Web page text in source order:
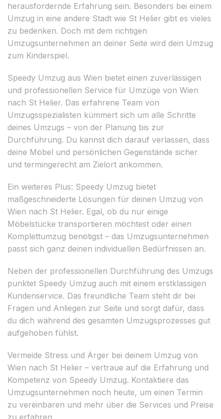
herausfordernde Erfahrung sein. Besonders bei einem
Umzug in eine andere Stadt wie St Helier gibt es vieles
zu bedenken. Doch mit dem richtigen
Umzugsunternehmen an deiner Seite wird dein Umzug
zum Kinderspiel.
Speedy Umzug aus Wien bietet einen zuverlässigen
und professionellen Service für Umzüge von Wien
nach St Helier. Das erfahrene Team von
Umzugsspezialisten kümmert sich um alle Schritte
deines Umzugs – von der Planung bis zur
Durchführung. Du kannst dich darauf verlassen, dass
deine Möbel und persönlichen Gegenstände sicher
und termingerecht am Zielort ankommen.
Ein weiteres Plus: Speedy Umzug bietet
maßgeschneiderte Lösungen für deinen Umzug von
Wien nach St Helier. Egal, ob du nur einige
Möbelstücke transportieren möchtest oder einen
Komplettumzug benötigst – das Umzugsunternehmen
passt sich ganz deinen individuellen Bedürfnissen an.
Neben der professionellen Durchführung des Umzugs
punktet Speedy Umzug auch mit einem erstklassigen
Kundenservice. Das freundliche Team steht dir bei
Fragen und Anliegen zur Seite und sorgt dafür, dass
du dich während des gesamten Umzugsprozesses gut
aufgehoben fühlst.
Vermeide Stress und Ärger bei deinem Umzug von
Wien nach St Helier – vertraue auf die Erfahrung und
Kompetenz von Speedy Umzug. Kontaktiere das
Umzugsunternehmen noch heute, um einen Termin
zu vereinbaren und mehr über die Services und Preise
zu erfahren.